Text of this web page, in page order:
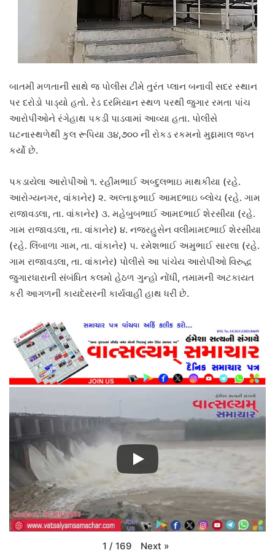
બાતમી મળતાની સાથે જ પોલીસ ટીમે તુરંત પ્લાન બનાવી સદર સ્થાન
પર દરોડો પાડ્યો હતો. રેડ દરમિયાન સ્થળ પરથી જુગાર રમતા પાંચ
આરોપીઓને રંગેહાથ પકડી પાડવામાં આવ્યા હતા. પોલીસે
ઘટનાસ્થળેથી કુલ રૂપિયા ૩૪,૭૦૦ ની રોકડ રકમનો મુદ્દામાલ જપ્ત
કર્યો છે.
પકડાયેલા આરોપીઓ ૧. રહીમભાઈ અબ્દુલભાઇ માથકીયા (રહે.
આરોગ્યનગર, વાંકાનેર) ૨. અલ્તાફભાઈ આમદભાઇ બ્લોચ (રહે. ગામ
રાજાવડલા, તા. વાંકાનેર) ૩. મહેબુબભાઈ આમદભાઈ શેરસીયા (રહે.
ગામ રાજાવડલા, તા. વાંકાનેર) ૪. નજરહુસેન વલીમામદભાઈ શેરસીયા
(રહે. લિંબાળા ગામ, તા. વાંકાનેર) ૫. રમેશભાઈ અમુભાઈ સારલા (રહે.
ગામ રાજાવડલા, તા. વાંકાનેર) પોલીસે આ પાંચેય આરોપીઓ વિરુદ્ધ
જુગારધારાની સંબંધિત કલમો હેઠળ ગુન્હો નોંધી, તમામની અટકાયત
કરી આગળની કાયદેસરની કાર્યવાહી હાથ ધરી છે.
1 / 169 Next »